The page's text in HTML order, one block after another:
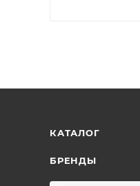
КАТАЛОГ
БРЕНДЫ